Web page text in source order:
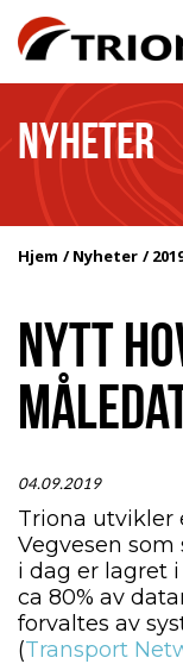
NYHETER
Hjem Nyheter
NYTT
04.09.2019
Triona utvikler
Vegvesen
i dag er lagret
ca 80% av
forvaltes av
(Transport